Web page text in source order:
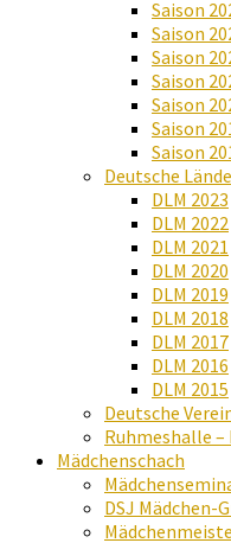
Saison
Saison
Saison
Saison
Saison
Saison
Saison
Deutsche
DLM 2023
DLM 2022
DLM 2021
DLM 2020
DLM 2019
DLM 2018
DLM 2017
DLM 2016
DLM 2015
Deutsche
Ruhmeshalle
Mädchenschach
DSJ Mädchen-